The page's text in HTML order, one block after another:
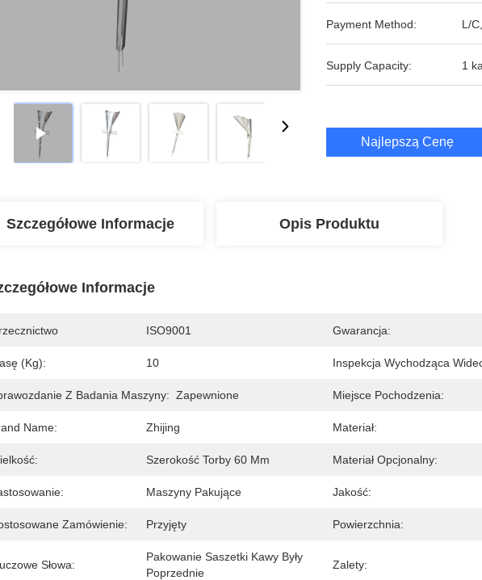
Payment Method: L/
Supply Capacity: 1
Najlepszą Cenę
Szczegółowe Informacje Opis Produktu
Informacje
ISO9001 Gwarancja:
(kg): 10 Inspekcja Wychodząca
Z Badania Maszyny: Zapewnione Miejsce Pochodzenia:
Name: Zhijing Materiał:
Szerokość Torby 60 Mm Materiał Opcjonalny:
Maszyny Pakujące Jakość:
Zamówienie: Przyjęty Powierzchnia:
Słowa:
Pakowanie Saszetki Kawy Były
Poprzednie
Zalety: